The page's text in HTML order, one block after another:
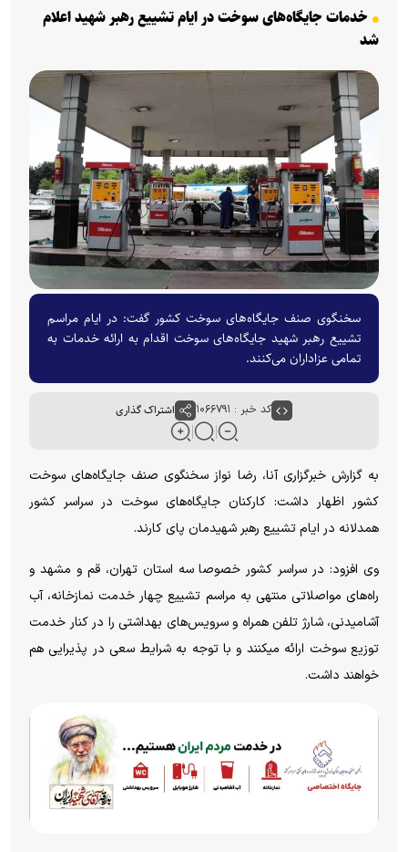
خدمات جایگاه‌های سوخت در ایام تشییع رهبر شهید اعلام
شد
سخنگوی صنف جایگاه‌های سوخت کشور گفت: در ایام مراسم
تشییع رهبر شهید جایگاه‌های سوخت اقدام به ارائه خدمات به
تمامی عزاداران می‌کنند.
کد خبر : ۱۰۶۶۷۹۱ اشتراک گذاری
به گزارش خبرگزاری آنا، رضا نواز سخنگوی صنف جایگاه‌های سوخت
کشور اظهار داشت: کارکنان جایگاه‌های سوخت در سراسر کشور
همدلانه در ایام تشییع رهبر شهیدمان پای کارند.
وی افزود: در سراسر کشور خصوصا سه استان تهران، قم و مشهد و
راه‌های مواصلاتی منتهی به مراسم تشییع چهار خدمت نمازخانه، آب
آشامیدنی، شارژ تلفن همراه و سرویس‌های بهداشتی را در کنار خدمت
توزیع سوخت ارائه میکنند و با توجه به شرایط سعی در پذیرایی هم
خواهند داشت.